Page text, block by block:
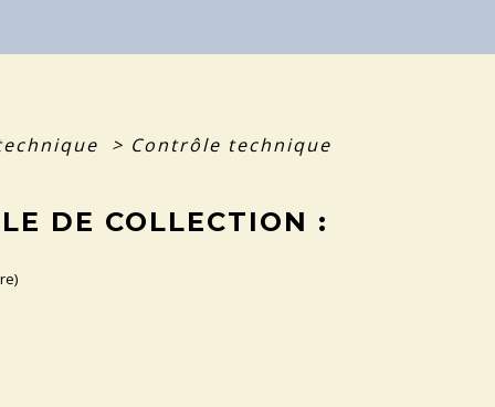
> Contrôle technique
DE COLLECTION :